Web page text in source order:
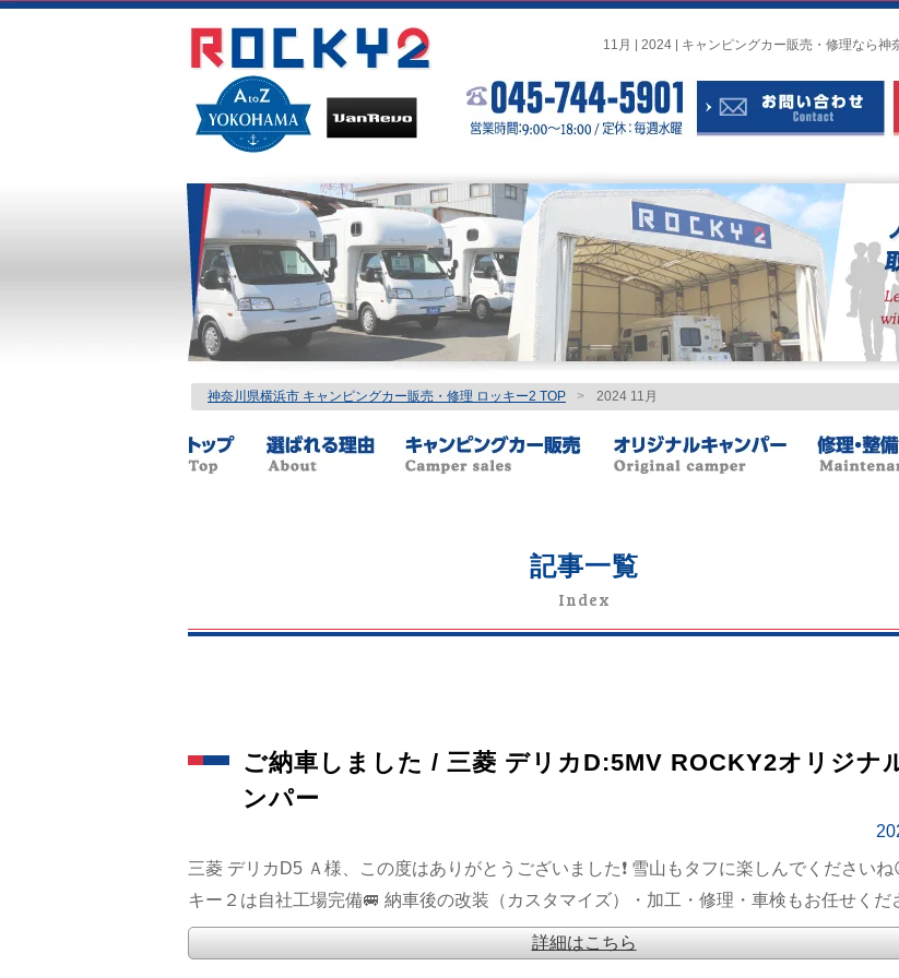
11月 | 2024 | キャンピングカー販売・修理なら神
神奈川県横浜市 キャンピングカー販売・修理 ロッキー2 TOP > 2024 11月
記事一覧
Index
ご納車しました / 三菱 デリカD:5MV ROCKY2オリジナ
ンパー
三菱 デリカD5 Ａ様、この度はありがとうございました❗ 雪山もタフに楽しんでくださいね
キー２は自社工場完備🚐 納車後の改装（カスタマイズ）・加工・修理・車検もお任せくだ
詳細はこちら